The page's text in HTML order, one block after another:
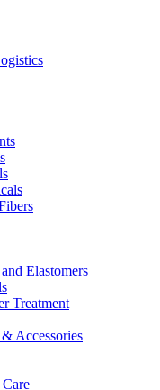
Elastomers
Treatment
Accessories